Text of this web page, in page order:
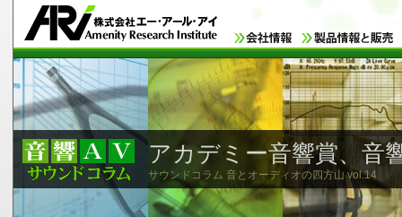
アカデミー音響賞、音
サウンドコラム 音とオーディオの四方山vol.14